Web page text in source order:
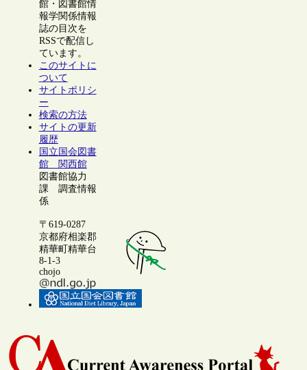
館・図書館情
報学関係情報
誌の目次を
RSSで配信し
ています。
このサイトに
ついて
サイトポリシ
ー
検索の方法
サイトの更新
履歴
国立国会図書
館 関西館
図書館協力
課 調査情報
係
〒619-0287
京都府相楽郡
精華町精華台
8-1-3
chojo